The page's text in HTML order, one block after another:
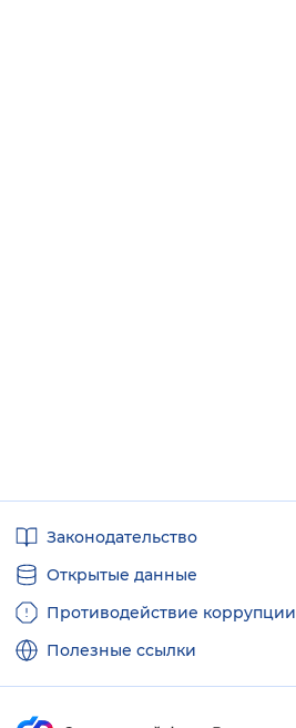
ссылкиЗаконодательство
Открытые данные
Противодействие коррупции
Полезные ссылки